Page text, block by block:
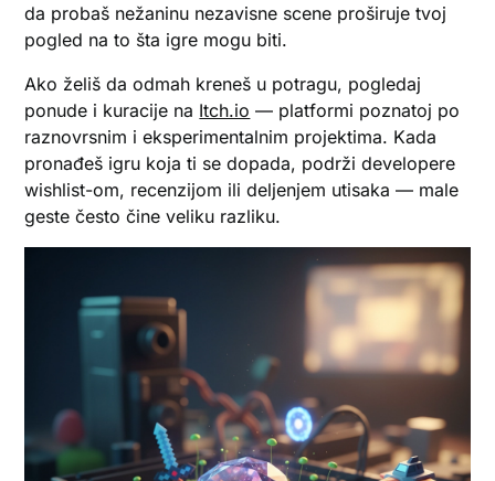
da probaš nežaninu nezavisne scene proširuje tvoj
pogled na to šta igre mogu biti.
Ako želiš da odmah kreneš u potragu, pogledaj
ponude i kuracije na Itch.io — platformi poznatoj po
raznovrsnim i eksperimentalnim projektima. Kada
pronađeš igru koja ti se dopada, podrži developere
wishlist-om, recenzijom ili deljenjem utisaka — male
geste često čine veliku razliku.